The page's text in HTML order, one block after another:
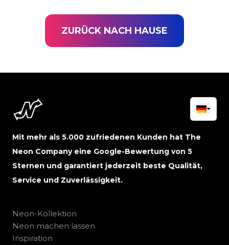
ZURÜCK NACH HAUSE
Mit mehr als 5.000 zufriedenen Kunden hat The
Neon Company eine Google-Bewertung von 5
Sternen und garantiert jederzeit beste Qualität,
Service und Zuverlässigkeit.
Neon-Kollektion
Neon machen lassen
Inspiration